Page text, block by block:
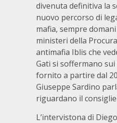
divenuta definitiva la
nuovo percorso di
mafia, sempre
ministeri della
antimafia Iblis che
Gati si soffermano
fornito a partire dal
Giuseppe Sardino
riguardano il
L’intervistona di